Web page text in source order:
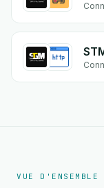
VUE D'ENSEMBLE